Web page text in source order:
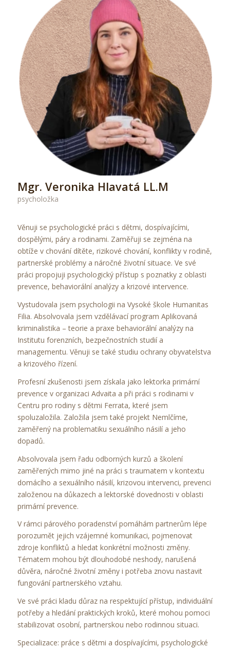
Mgr. Veronika Hlavatá LL.M
psycholožka
Věnuji se psychologické práci s dětmi, dospívajícími,
dospělými, páry a rodinami. Zaměřuji se zejména na
obtíže v chování dítěte, rizikové chování, konflikty v rodině,
partnerské problémy a náročné životní situace. Ve své
práci propojuji psychologický přístup s poznatky z oblasti
prevence, behaviorální analýzy a krizové intervence.
Vystudovala jsem psychologii na Vysoké škole Humanitas
Filia. Absolvovala jsem vzdělávací program Aplikovaná
kriminalistika – teorie a praxe behaviorální analýzy na
Institutu forenzních, bezpečnostních studií a
managementu. Věnuji se také studiu ochrany obyvatelstva
a krizového řízení.
Profesní zkušenosti jsem získala jako lektorka primární
prevence v organizaci Advaita a při práci s rodinami v
Centru pro rodiny s dětmi Ferrata, které jsem
spoluzaložila. Založila jsem také projekt Nemlčíme,
zaměřený na problematiku sexuálního násilí a jeho
dopadů.
Absolvovala jsem řadu odborných kurzů a školení
zaměřených mimo jiné na práci s traumatem v kontextu
domácího a sexuálního násilí, krizovou intervenci, prevenci
založenou na důkazech a lektorské dovednosti v oblasti
primární prevence.
V rámci párového poradenství pomáhám partnerům lépe
porozumět jejich vzájemné komunikaci, pojmenovat
zdroje konfliktů a hledat konkrétní možnosti změny.
Tématem mohou být dlouhodobé neshody, narušená
důvěra, náročné životní změny i potřeba znovu nastavit
fungování partnerského vztahu.
Ve své práci kladu důraz na respektující přístup, individuální
potřeby a hledání praktických kroků, které mohou pomoci
stabilizovat osobní, partnerskou nebo rodinnou situaci.
Specializace: práce s dětmi a dospívajícími, psychologické